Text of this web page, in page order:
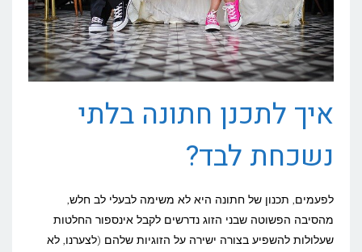
איך לתכנן חתונה בלתי
נשכחת לבד?
לפעמים, תכנון של חתונה היא לא משימה לבעלי לב חלש,
מהסיבה הפשוטה שבני הזוג נדרשים לקבל אינספור החלטות
שעלולות להשפיע בצורה ישירה על הזוגיות שלהם (לצערנו, לא